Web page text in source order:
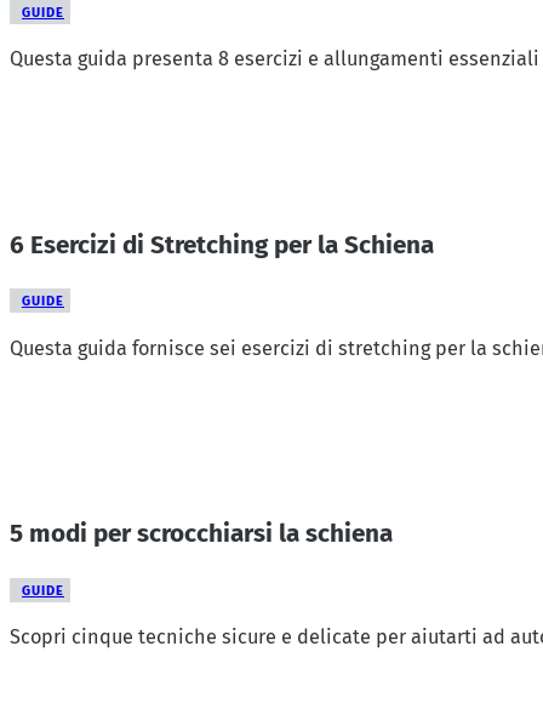
GUIDE
Questa guida presenta 8 esercizi e allungamenti
6 Esercizi di Stretching per la Schiena
GUIDE
Questa guida fornisce sei esercizi di stretching per la
5 modi per scrocchiarsi la schiena
GUIDE
Scopri cinque tecniche sicure e delicate per aiutarti ad